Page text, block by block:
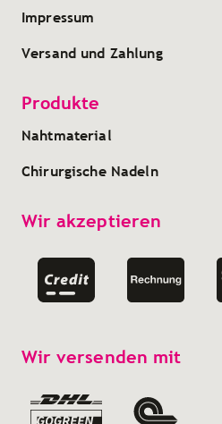
Impressum
Versand und Zahlung
Produkte
Nahtmaterial
Chirurgische Nadeln
Wir akzeptieren
Wir versenden mit